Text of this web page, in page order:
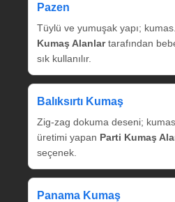
Pazen
Tüylü ve yumuşak yapı;
Kumaş Alanlartarafından
sık kullanılır.
Balıksırtı Kumaş
Zig‑zag dokuma deseni;
üretimi yapan Parti Kumaş
seçenek.
Panama Kumaş